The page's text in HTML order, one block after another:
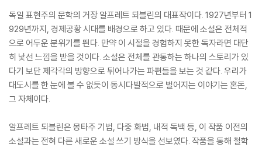
독일 표현주의 문학의 거장 알프레트 되블린의 대표작이다. 1927년부터 1
929년까지, 경제공황 시대를 배경으로 하고 있다. 때문에 소설은 전체적
으로 어두운 분위기를 띈다. 만약 이 시절을 경험하지 못한 독자라면 대단
히 낯선 느낌을 받을 것이다. 소설은 전체를 관통하는 하나의 스토리가 있
다기 보단 제각각의 방향으로 튀어나가는 파편들을 보는 것 같다. 우리가
대도시를 한 눈에 볼 수 없듯이 동시다발적으로 벌어지는 이야기는 혼돈,
그 자체이다.
알프레트 되블린은 몽타주 기법, 다중 화법, 내적 독백 등, 이 작품 이전의
소설과는 전혀 다른 새로운 소설 쓰기 방식을 선보였다. 작품을 통해 철학